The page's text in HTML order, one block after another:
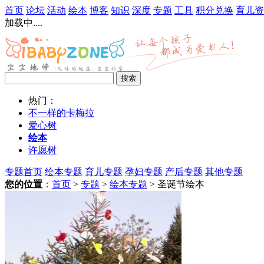
首页 论坛 活动 绘本 博客 知识 深度 专题 工具 积分兑换 育儿
加载中....
热门：
不一样的卡梅拉
爱心树
绘本
许愿树
专题首页 绘本专题 育儿专题 孕妇专题 产后专题 其他专题
您的位置 ： 首页 > 专题 > 绘本专题 > 圣诞节绘本